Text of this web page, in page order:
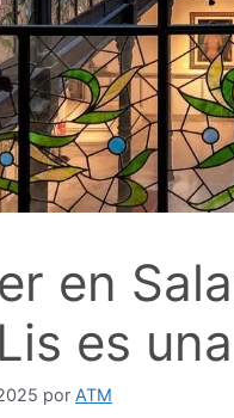
en
es
por ATM